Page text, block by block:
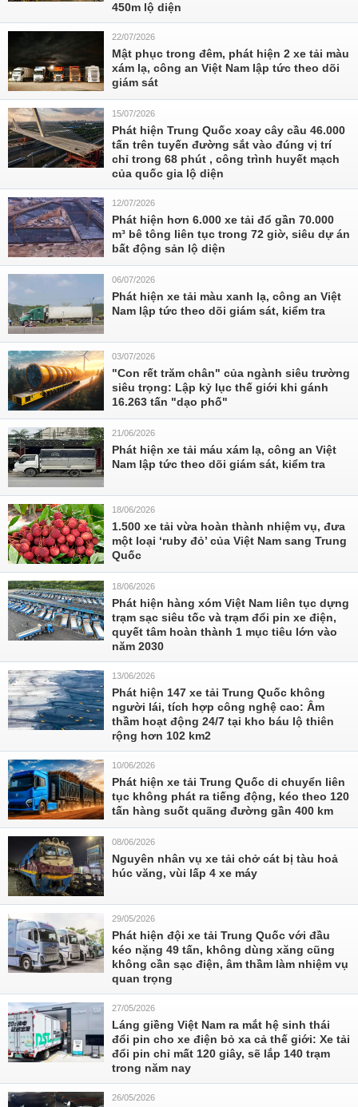
450m lộ diện
22/07/2026
Mật phục trong đêm, phát hiện 2 xe tải màu
xám lạ, công an Việt Nam lập tức theo dõi
giám sát
15/07/2026
Phát hiện Trung Quốc xoay cây cầu 46.000
tấn trên tuyến đường sắt vào đúng vị trí
chỉ trong 68 phút , công trình huyết mạch
của quốc gia lộ diện
12/07/2026
Phát hiện hơn 6.000 xe tải đổ gần 70.000
m³ bê tông liên tục trong 72 giờ, siêu dự án
bất động sản lộ diện
06/07/2026
Phát hiện xe tải màu xanh lạ, công an Việt
Nam lập tức theo dõi giám sát, kiểm tra
03/07/2026
"Con rết trăm chân" của ngành siêu trường
siêu trọng: Lập kỷ lục thế giới khi gánh
16.263 tấn "dạo phố"
21/06/2026
Phát hiện xe tải máu xám lạ, công an Việt
Nam lập tức theo dõi giám sát, kiểm tra
18/06/2026
1.500 xe tải vừa hoàn thành nhiệm vụ, đưa
một loại ‘ruby đỏ’ của Việt Nam sang Trung
Quốc
18/06/2026
Phát hiện hàng xóm Việt Nam liên tục dựng
trạm sạc siêu tốc và trạm đổi pin xe điện,
quyết tâm hoàn thành 1 mục tiêu lớn vào
năm 2030
13/06/2026
Phát hiện 147 xe tải Trung Quốc không
người lái, tích hợp công nghệ cao: Âm
thầm hoạt động 24/7 tại kho báu lộ thiên
rộng hơn 102 km2
10/06/2026
Phát hiện xe tải Trung Quốc di chuyển liên
tục không phát ra tiếng động, kéo theo 120
tấn hàng suốt quãng đường gần 400 km
08/06/2026
Nguyên nhân vụ xe tải chở cát bị tàu hoả
húc văng, vùi lấp 4 xe máy
29/05/2026
Phát hiện đội xe tải Trung Quốc với đầu
kéo nặng 49 tấn, không dùng xăng cũng
không cần sạc điện, âm thầm làm nhiệm vụ
quan trọng
27/05/2026
Láng giềng Việt Nam ra mắt hệ sinh thái
đổi pin cho xe điện bỏ xa cả thế giới: Xe tải
đổi pin chỉ mất 120 giây, sẽ lắp 140 trạm
trong năm nay
26/05/2026